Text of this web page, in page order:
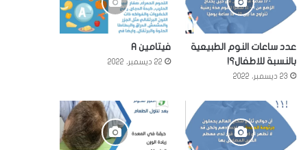
عدد ساعات النوم الطبيعية
بالنسبة للاطفال؟!
23 ديسمبر، 2022
فيتامين A
22 ديسمبر، 2022